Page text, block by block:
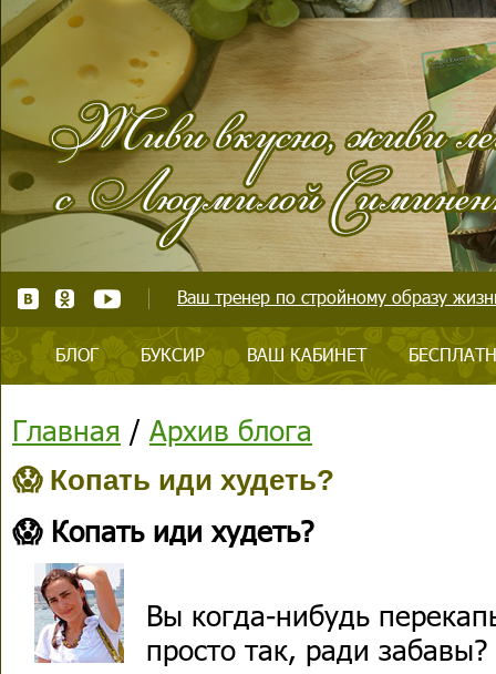
Ваш тренер по стройному образу
БЛОГ БУКСИР ВАШ КАБИНЕТ
Главная / Архив блога
😱 Копать иди худеть?
😱 Копать иди худеть?
Вы когда-нибудь
просто так, ради забавы?